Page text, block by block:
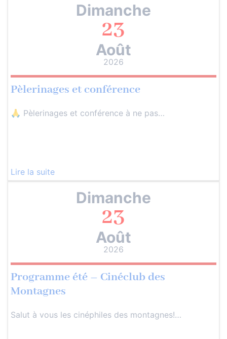
Dimanche
23
Août
2026
Pèlerinages et conférence
🙏 Pèlerinages et conférence à ne pas…
Lire la suite
Dimanche
23
Août
2026
Programme été – Cinéclub des
Montagnes
Salut à vous les cinéphiles des montagnes!…